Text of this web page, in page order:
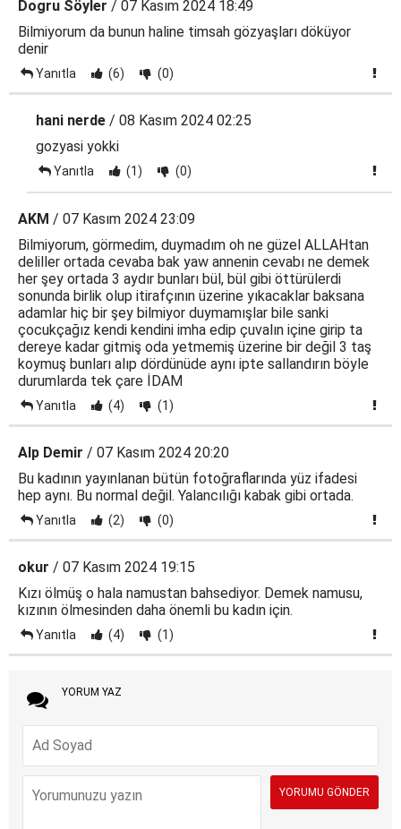
Dogru Söyler / 07 Kasım 2024 18:49
Bilmiyorum da bunun haline timsah gözyaşları döküyor
denir
Yanıtla (6) (0)
hani nerde / 08 Kasım 2024 02:25
gozyasi yokki
Yanıtla (1) (0)
AKM / 07 Kasım 2024 23:09
Bilmiyorum, görmedim, duymadım oh ne güzel ALLAHtan
deliller ortada cevaba bak yaw annenin cevabı ne demek
her şey ortada 3 aydır bunları bül, bül gibi öttürülerdi
sonunda birlik olup itirafçının üzerine yıkacaklar baksana
adamlar hiç bir şey bilmiyor duymamışlar bile sanki
çocukçağız kendi kendini imha edip çuvalın içine girip ta
dereye kadar gitmiş oda yetmemiş üzerine bir değil 3 taş
koymuş bunları alıp dördünüde aynı ipte sallandırın böyle
durumlarda tek çare İDAM
Yanıtla (4) (1)
Alp Demir / 07 Kasım 2024 20:20
Bu kadının yayınlanan bütün fotoğraflarında yüz ifadesi
hep aynı. Bu normal değil. Yalancılığı kabak gibi ortada.
Yanıtla (2) (0)
okur / 07 Kasım 2024 19:15
Kızı ölmüş o hala namustan bahsediyor. Demek namusu,
kızının ölmesinden daha önemli bu kadın için.
Yanıtla (4) (1)
YORUM YAZ